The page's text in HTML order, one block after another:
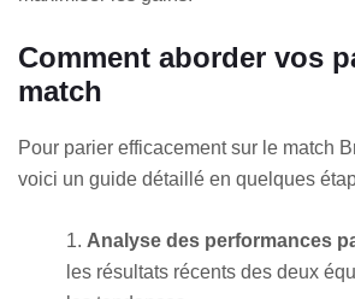
Comment aborder vos
match
Pour parier efficacement sur le match
voici un guide détaillé en quelques
Analyse des performances
les résultats récents des deux